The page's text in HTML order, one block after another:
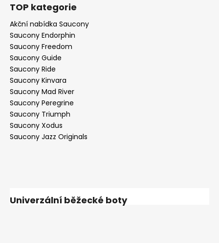
TOP kategorie
Akční nabídka Saucony
Saucony Endorphin
Saucony Freedom
Saucony Guide
Saucony Ride
Saucony Kinvara
Saucony Mad River
Saucony Peregrine
Saucony Triumph
Saucony Xodus
Saucony Jazz Originals
Univerzální běžecké boty